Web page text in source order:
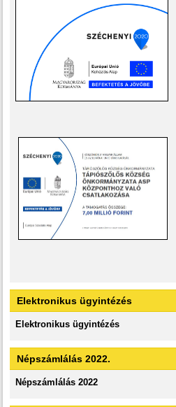
Elektronikus ügyintézés
Elektronikus ügyintézés
Népszámlálás 2022.
Népszámlálás 2022